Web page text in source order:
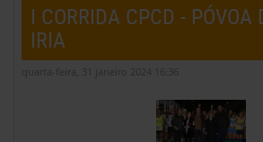
I CORRIDA CPCD - PÓVOA
IRIA
quarta-feira, 31 janeiro 2024 16:36